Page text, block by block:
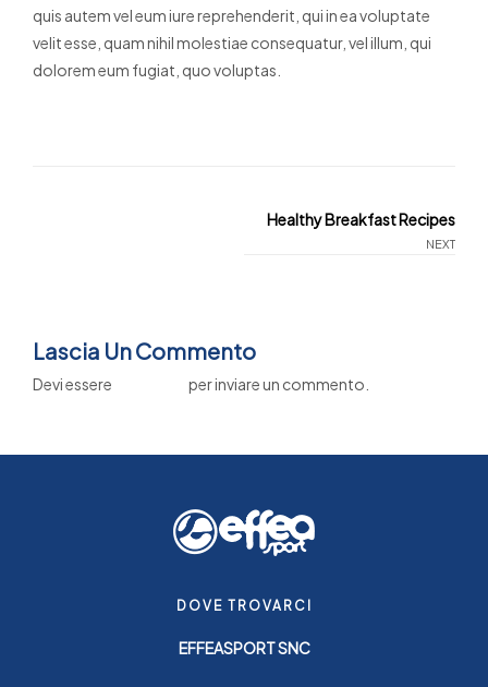
quis autem vel eum iure reprehenderit, qui in ea voluptate
velit esse, quam nihil molestiae consequatur, vel illum, qui
dolorem eum fugiat, quo voluptas.
NEXT
Healthy Breakfast Recipes
Lascia Un Commento
Devi essere per inviare un commento.
DOVE TROVARCI
EFFEASPORT SNC